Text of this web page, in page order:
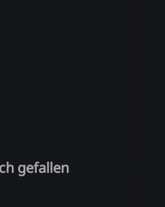
gefallen